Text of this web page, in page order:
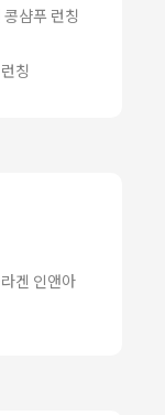
샴푸 런칭
칭
겐 인앤아